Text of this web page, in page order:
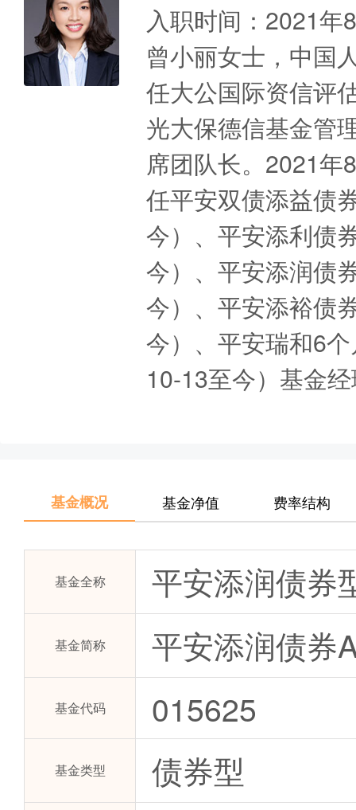
入职时间：2021年
曾小丽女士，中国
任大公国际资信评
光大保德信基金管
席团队长。2021年
任平安双债添益债
今）、平安添利债
今）、平安添润债
今）、平安添裕债
今）、平安瑞和6
10-13至今）基金
基金概况 基金净值 费率结构
基金全称 平安添润债券
基金简称 平安添润债券
基金代码 015625
基金类型 债券型